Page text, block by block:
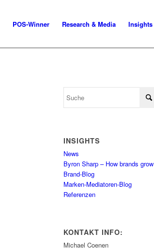
POS-Winner Research & Media Insights
INSIGHTS
News
Byron Sharp – How brands grow
Brand-Blog
Marken-Mediatoren-Blog
Referenzen
KONTAKT INFO:
Michael Coenen